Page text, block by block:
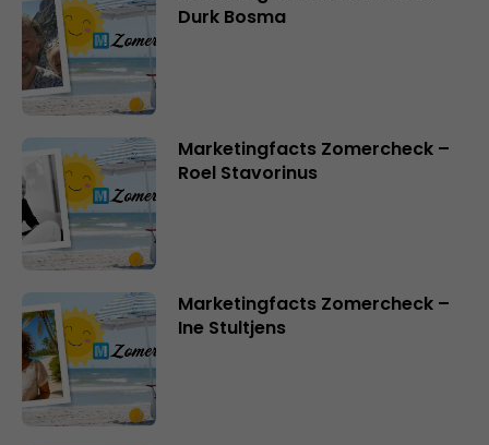
Durk Bosma
Marketingfacts Zomercheck –
Roel Stavorinus
Marketingfacts Zomercheck –
Ine Stultjens